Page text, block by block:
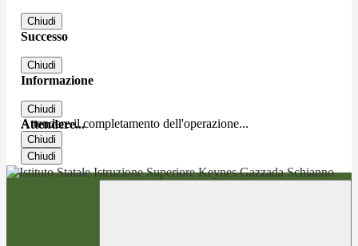
Chiudi
Successo
Chiudi
Informazione
Chiudi
Attendere...
Attendere il completamento dell'operazione...
Chiudi
Chiudi